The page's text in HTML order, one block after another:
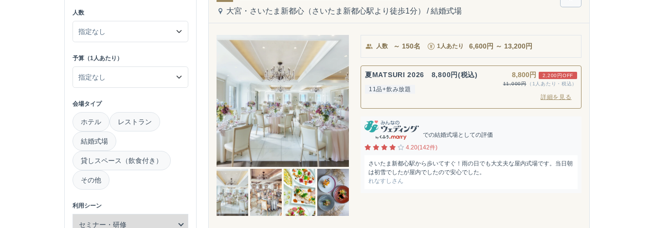
人数
予算（1人あたり）
会場タイプ
ホテル レストラン
結婚式場
貸しスペース（飲食付き）
その他
利用シーン
大宮・さいたま新都心（さいたま新都心駅より徒歩1分） / 結婚式場
人数 ～ 150名 1人あたり 6,600円 ～ 13,200円
夏MATSURI 2026 8,800円(税込)
11品+飲み放題
8,800円
2,200円OFF
11,000円
（1人あたり・税込）
詳細を見る
での結婚式場としての評価
4.20(142件)
さいたま新都心駅から歩いてすぐ！雨の日でも大丈夫な屋内式場です。当日朝
は初雪でしたが屋内でしたので安心でした。
れなすしさん